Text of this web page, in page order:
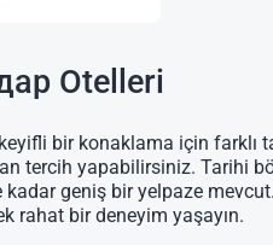
Otelleri
bir konaklama için farklı
tercih yapabilirsiniz. Tarihi
kadar geniş bir yelpaze
rahat bir deneyim yaşayın.